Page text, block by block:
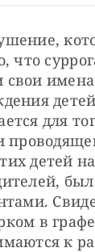
что
свои
для
детей
в
к